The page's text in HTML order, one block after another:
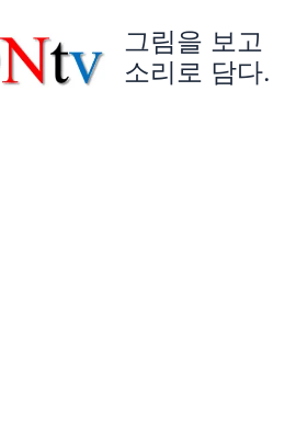
그림을 보고
소리로 담다.